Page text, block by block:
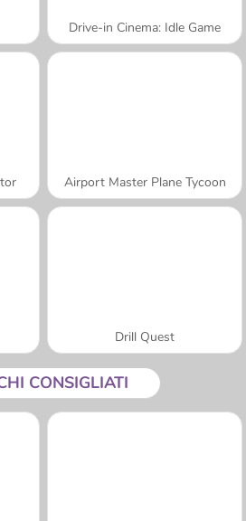
Drive-in Cinema: Idle Game
Airport Master Plane Tycoon
Drill Quest
CONSIGLIATI